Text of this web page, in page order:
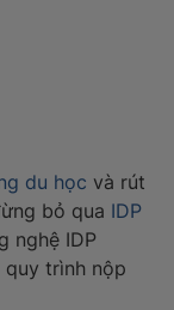
du học và rút
bỏ qua IDP
nghệ IDP
quy trình nộp